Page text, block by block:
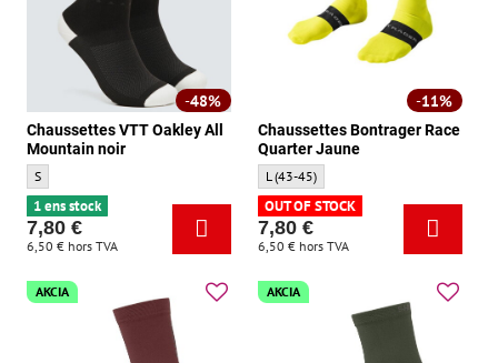
48%
Chaussettes VTT Oakley All
Mountain noir
Chaussettes VTT Oakley All Mountain noir - Taille:
S
1 ens stock
7,80 €
6,50 € hors TVA
11%
Chaussettes Bontrager Race
Quarter Jaune
Chaussettes Bontrager Race Quarter
L (43-45)
OUT OF STOCK
7,80 €
6,50 € hors TVA
AKCIA AKCIA